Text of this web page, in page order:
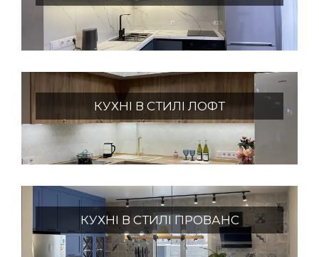
КУХНІ В СТИЛІ ЛОФТ
КУХНІ В СТИЛІ ПРОВАНС